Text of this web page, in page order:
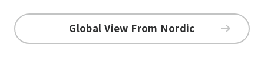
Global View From Nordic